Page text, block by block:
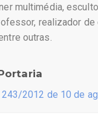
multimédia,
realizador de
outras.
243/2012 de 10 de